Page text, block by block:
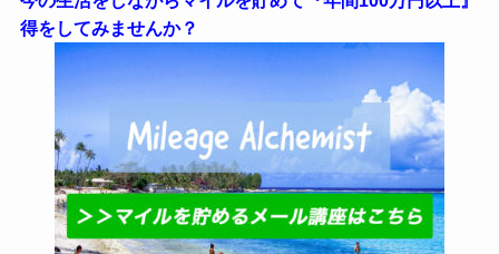
得をしてみませんか？